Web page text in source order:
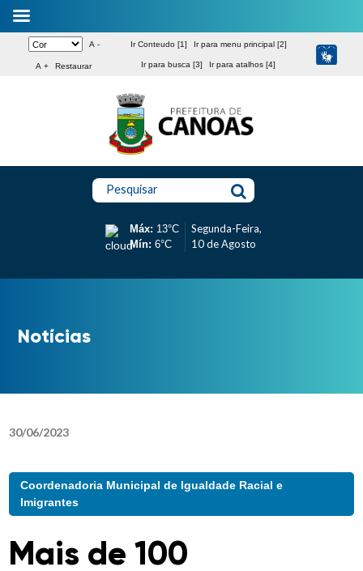
A -
A + Restaurar
Ir Conteudo [1] Ir para menu principal [2]
Ir para busca [3] Ir para atalhos [4]
Pesquisar
Máx: 13°C
Mín: 6°C
Segunda-Feira,
10 de Agosto
Notícias
30/06/2023
Coordenadoria Municipal de Igualdade Racial e
Imigrantes
Mais de 100